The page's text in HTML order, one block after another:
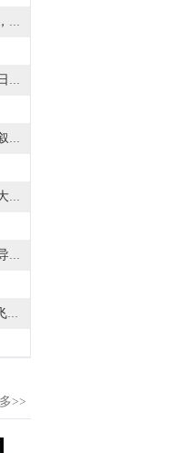
金十数据8月9日讯，据港交所文件，8月9日，北京君正集成电路股份有限公司更新聆讯后资料集，意味着该公司港交所IPO通过聆讯。
金十数据8月9日讯，两名土耳其政府官员周日表示，尽管安全担忧加剧，但船只目前仍顺利通过土耳其海峡前往黑海。此前，在黑海船只（包括土耳其籍船只）遭到袭击后，土耳其当局已限制进入黑海的商用船舶交通。土耳其已就黑海袭击事件向乌克兰和俄罗斯多次发出警告，敦促交战双方采取措施确保该地区的航行安全。周六，土耳其外交部长哈坎·菲丹表示，安卡拉已向莫斯科和基辅传达，他们应宣布暂停在黑海的袭击活动。上述要求匿名的官员表示，土耳其因对安全状况感到严重不安已有一段时间，因此实施了一些临时措施，但在《蒙特勒公约》规定的条件下，通行是畅通的。
据叙利亚国家通讯社：叙利亚外交部表示，叙利亚与俄罗斯将在备忘录框架下开始重组俄罗斯在叙利亚沿海的存在。
据叙利亚国家通讯社：叙利亚外交部表示，大马士革与莫斯科已达成谅解备忘录，解决塔尔图斯和赫梅米姆的俄罗斯基地未来问题。关于俄罗斯基地的协议经过18个月的密集谈判达成。
也门政府媒体：霍代达省省长在胡塞武装的导弹袭击中幸存，导弹瞄准了他在阿尔霍赫的住所。
金十数据8月9日讯，受台风“白海豚”影响，飞猪8月9日宣布，已启动应急响应机制，针对8月9日0时前预订的入住日期为8月9日至8月10日的浙江省内酒店订单、入住日期为8月9日至8月11日的安徽黄山酒店订单、入住日期为8月9日的福建连江酒店订单，消费者如受台风影响被迫取消或改变行程，可向飞猪申请无损退改，飞猪将为消费者兜底退改损失。
>>